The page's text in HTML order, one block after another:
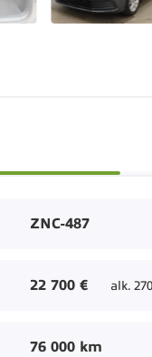
ZNC-487
22 700 € alk.
76 000 km